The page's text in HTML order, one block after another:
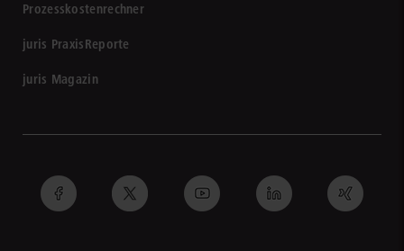
Prozesskostenrechner
juris PraxisReporte
juris Magazin